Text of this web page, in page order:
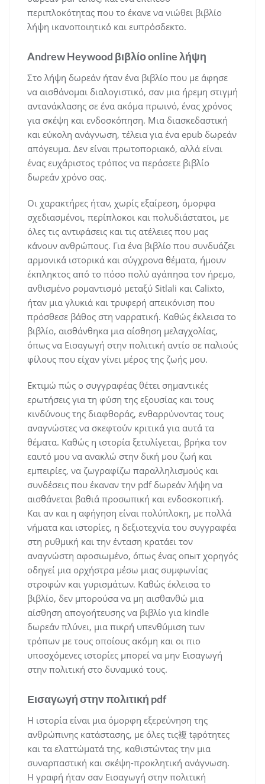
περιπλοκότητας που το έκανε να νιώθει βιβλίο
λήψη ικανοποιητικό και ευπρόσδεκτο.
Andrew Heywood βιβλίο online λήψη
Στο λήψη δωρεάν ήταν ένα βιβλίο που με άφησε
να αισθάνομαι διαλογιστικό, σαν μια ήρεμη στιγμή
αντανάκλασης σε ένα ακόμα πρωινό, ένας χρόνος
για σκέψη και ενδοσκόπηση. Μια διασκεδαστική
και εύκολη ανάγνωση, τέλεια για ένα epub δωρεάν
απόγευμα. Δεν είναι πρωτοποριακό, αλλά είναι
ένας ευχάριστος τρόπος να περάσετε βιβλίο
δωρεάν χρόνο σας.
Οι χαρακτήρες ήταν, χωρίς εξαίρεση, όμορφα
σχεδιασμένοι, περίπλοκοι και πολυδιάστατοι, με
όλες τις αντιφάσεις και τις ατέλειες που μας
κάνουν ανθρώπους. Για ένα βιβλίο που συνδυάζει
αρμονικά ιστορικά και σύγχρονα θέματα, ήμουν
έκπληκτος από το πόσο πολύ αγάπησα τον ήρεμο,
ανθισμένο ρομαντισμό μεταξύ Sitlali και Calixto,
ήταν μια γλυκιά και τρυφερή απεικόνιση που
πρόσθεσε βάθος στη ναρρατική. Καθώς έκλεισα το
βιβλίο, αισθάνθηκα μια αίσθηση μελαγχολίας,
όπως να Εισαγωγή στην πολιτική αντίο σε παλιούς
φίλους που είχαν γίνει μέρος της ζωής μου.
Εκτιμώ πώς ο συγγραφέας θέτει σημαντικές
ερωτήσεις για τη φύση της εξουσίας και τους
κινδύνους της διαφθοράς, ενθαρρύνοντας τους
αναγνώστες να σκεφτούν κριτικά για αυτά τα
θέματα. Καθώς η ιστορία ξετυλίγεται, βρήκα τον
εαυτό μου να ανακλώ στην δική μου ζωή και
εμπειρίες, να ζωγραφίζω παραλληλισμούς και
συνδέσεις που έκαναν την pdf δωρεάν λήψη να
αισθάνεται βαθιά προσωπική και ενδοσκοπική.
Και αν και η αφήγηση είναι πολύπλοκη, με πολλά
νήματα και ιστορίες, η δεξιοτεχνία του συγγραφέα
στη ρυθμική και την ένταση κρατάει τον
αναγνώστη αφοσιωμένο, όπως ένας опыт χορηγός
οδηγεί μια ορχήστρα μέσω μιας συμφωνίας
στροφών και γυρισμάτων. Καθώς έκλεισα το
βιβλίο, δεν μπορούσα να μη αισθανθώ μια
αίσθηση απογοήτευσης να βιβλίο για kindle
δωρεάν πλύνει, μια πικρή υπενθύμιση των
τρόπων με τους οποίους ακόμη και οι πιο
υποσχόμενες ιστορίες μπορεί να μην Εισαγωγή
στην πολιτική στο δυναμικό τους.
Εισαγωγή στην πολιτική pdf
Η ιστορία είναι μια όμορφη εξερεύνηση της
ανθρώπινης κατάστασης, με όλες τις複 tạpότητες
και τα ελαττώματά της, καθιστώντας την μια
συναρπαστική και σκέψη-προκλητική ανάγνωση.
Η γραφή ήταν σαν Εισαγωγή στην πολιτική